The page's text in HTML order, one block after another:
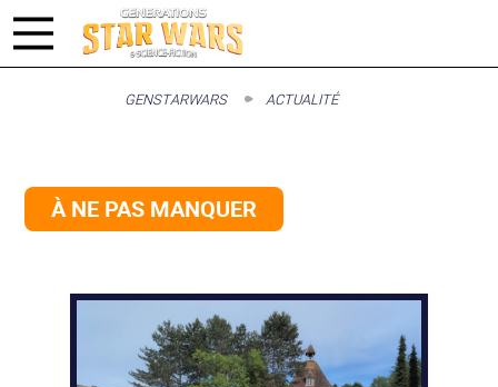
GENSTARWARS ACTUALITÉ
À NE PAS MANQUER